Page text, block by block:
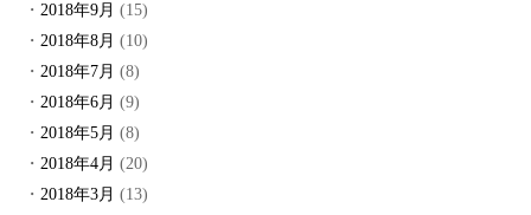
2018年9月 (15)
2018年8月 (10)
2018年7月 (8)
2018年6月 (9)
2018年5月 (8)
2018年4月 (20)
2018年3月 (13)